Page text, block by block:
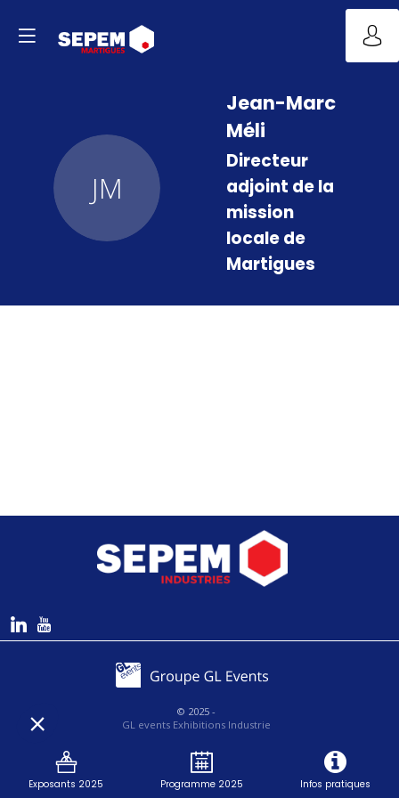
JM
Jean-Marc
Méli
Directeur
adjoint de la
mission
locale de
Martigues
© 2025 -
GL events Exhibitions Industrie
SEPEM Industries
- Tous droits réservés -
Mentions légales
Exposants 2025 Programme 2025 Infos pratiques